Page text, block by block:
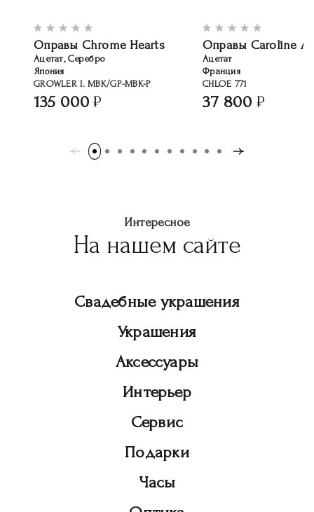
Оправы Chrome Hearts
Ацетат, Серебро
Япония
GROWLER I. MBK/GP-MBK-P
135 000
Оправы Caroline
Ацетат
Франция
CHLOE 771
37 800
Интересное
На нашем сайте
Свадебные украшения
Украшения
Аксессуары
Интерьер
Сервис
Подарки
Часы